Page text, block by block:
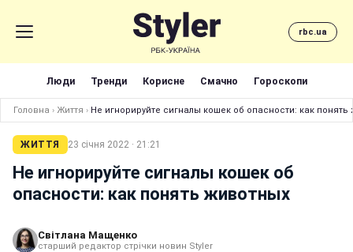
rbc.ua
Люди Тренди Корисне Смачно Гороскопи
Головна › Життя › Не игнорируйте сигналы кошек об опасности: как понять
ЖИТТЯ 23 січня 2022 · 21:21
Не игнорируйте сигналы кошек об
опасности: как понять животных
Світлана Мащенко
старший редактор стрічки новин Styler